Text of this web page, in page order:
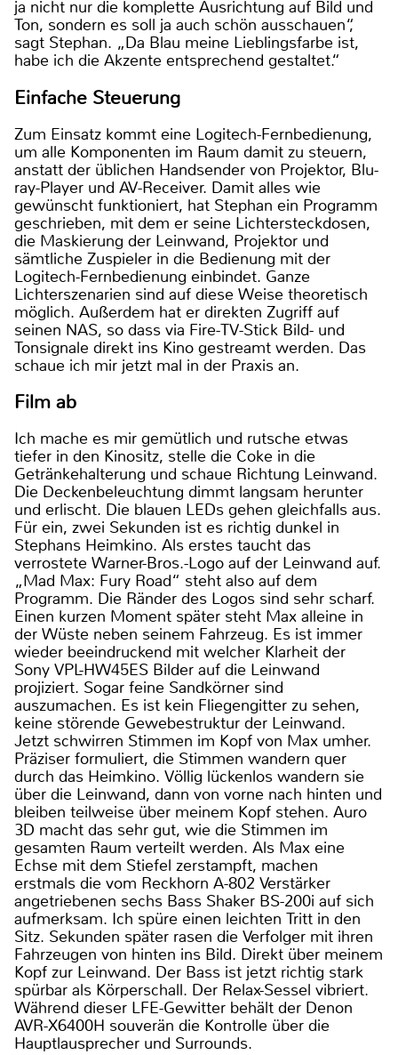
ja nicht nur die komplette Ausrichtung auf Bild und
Ton, sondern es soll ja auch schön ausschauen“,
sagt Stephan. „Da Blau meine Lieblingsfarbe ist,
habe ich die Akzente entsprechend gestaltet.“
Einfache Steuerung
Zum Einsatz kommt eine Logitech-Fernbedienung,
um alle Komponenten im Raum damit zu steuern,
anstatt der üblichen Handsender von Projektor, Blu-
ray-Player und AV-Receiver. Damit alles wie
gewünscht funktioniert, hat Stephan ein Programm
geschrieben, mit dem er seine Lichtersteckdosen,
die Maskierung der Leinwand, Projektor und
sämtliche Zuspieler in die Bedienung mit der
Logitech-Fernbedienung einbindet. Ganze
Lichterszenarien sind auf diese Weise theoretisch
möglich. Außerdem hat er direkten Zugriff auf
seinen NAS, so dass via Fire-TV-Stick Bild- und
Tonsignale direkt ins Kino gestreamt werden. Das
schaue ich mir jetzt mal in der Praxis an.
Film ab
Ich mache es mir gemütlich und rutsche etwas
tiefer in den Kinositz, stelle die Coke in die
Getränkehalterung und schaue Richtung Leinwand.
Die Deckenbeleuchtung dimmt langsam herunter
und erlischt. Die blauen LEDs gehen gleichfalls aus.
Für ein, zwei Sekunden ist es richtig dunkel in
Stephans Heimkino. Als erstes taucht das
verrostete Warner-Bros.-Logo auf der Leinwand auf.
„Mad Max: Fury Road“ steht also auf dem
Programm. Die Ränder des Logos sind sehr scharf.
Einen kurzen Moment später steht Max alleine in
der Wüste neben seinem Fahrzeug. Es ist immer
wieder beeindruckend mit welcher Klarheit der
Sony VPL-HW45ES Bilder auf die Leinwand
projiziert. Sogar feine Sandkörner sind
auszumachen. Es ist kein Fliegengitter zu sehen,
keine störende Gewebestruktur der Leinwand.
Jetzt schwirren Stimmen im Kopf von Max umher.
Präziser formuliert, die Stimmen wandern quer
durch das Heimkino. Völlig lückenlos wandern sie
über die Leinwand, dann von vorne nach hinten und
bleiben teilweise über meinem Kopf stehen. Auro
3D macht das sehr gut, wie die Stimmen im
gesamten Raum verteilt werden. Als Max eine
Echse mit dem Stiefel zerstampft, machen
erstmals die vom Reckhorn A-802 Verstärker
angetriebenen sechs Bass Shaker BS-200i auf sich
aufmerksam. Ich spüre einen leichten Tritt in den
Sitz. Sekunden später rasen die Verfolger mit ihren
Fahrzeugen von hinten ins Bild. Direkt über meinem
Kopf zur Leinwand. Der Bass ist jetzt richtig stark
spürbar als Körperschall. Der Relax-Sessel vibriert.
Während dieser LFE-Gewitter behält der Denon
AVR-X6400H souverän die Kontrolle über die
Hauptlausprecher und Surrounds.